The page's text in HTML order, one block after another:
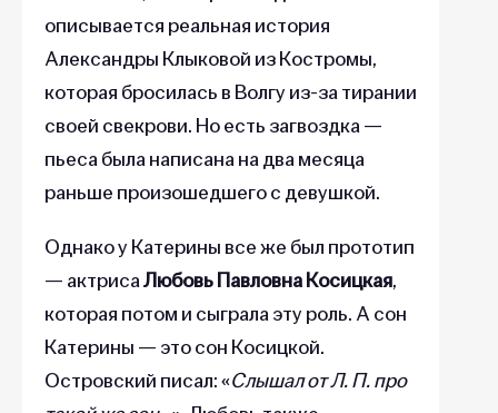
описывается реальная история
Александры Клыковой из Костромы,
которая бросилась в Волгу из-за тирании
своей свекрови. Но есть загвоздка —
пьеса была написана на два месяца
раньше произошедшего с девушкой.
Однако у Катерины все же был прототип
— актрисаЛюбовь Павловна Косицкая,
которая потом и сыграла эту роль. А сон
Катерины — это сон Косицкой.
Островский писал: «Слышал от Л. П. про